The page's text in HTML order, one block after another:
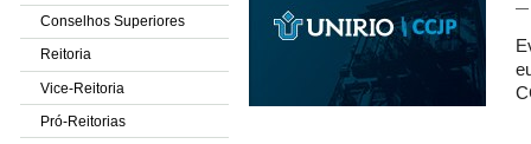
Conselhos Superiores
Reitoria
Vice-Reitoria
Pró-Reitorias